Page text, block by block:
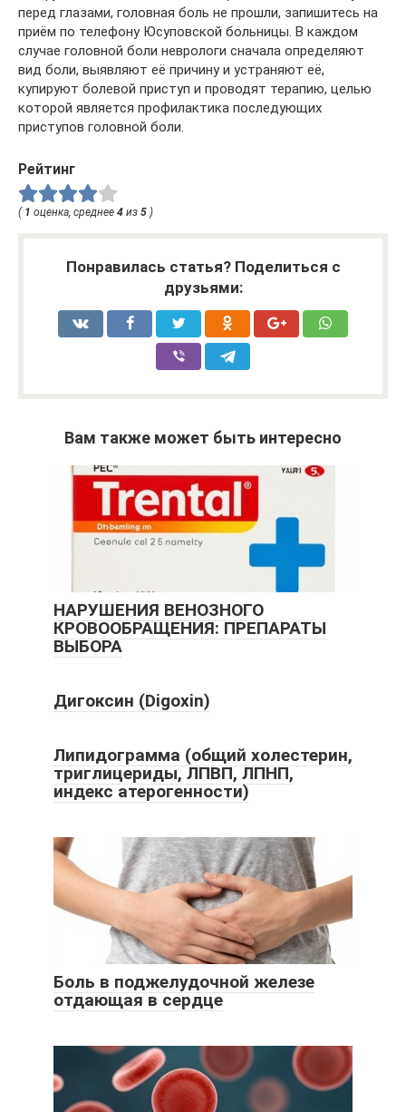
перед глазами, головная боль не прошли, запишитесь на
приём по телефону Юсуповской больницы. В каждом
случае головной боли неврологи сначала определяют
вид боли, выявляют её причину и устраняют её,
купируют болевой приступ и проводят терапию, целью
которой является профилактика последующих
приступов головной боли.
Рейтинг
( 1 оценка, среднее 4 из 5 )
Понравилась статья? Поделиться с
друзьями:
Вам также может быть интересно
НАРУШЕНИЯ ВЕНОЗНОГО
КРОВООБРАЩЕНИЯ: ПРЕПАРАТЫ
ВЫБОРА
Дигоксин (Digoxin)
Липидограмма (общий холестерин,
триглицериды, ЛПВП, ЛПНП,
индекс атерогенности)
Боль в поджелудочной железе
отдающая в сердце